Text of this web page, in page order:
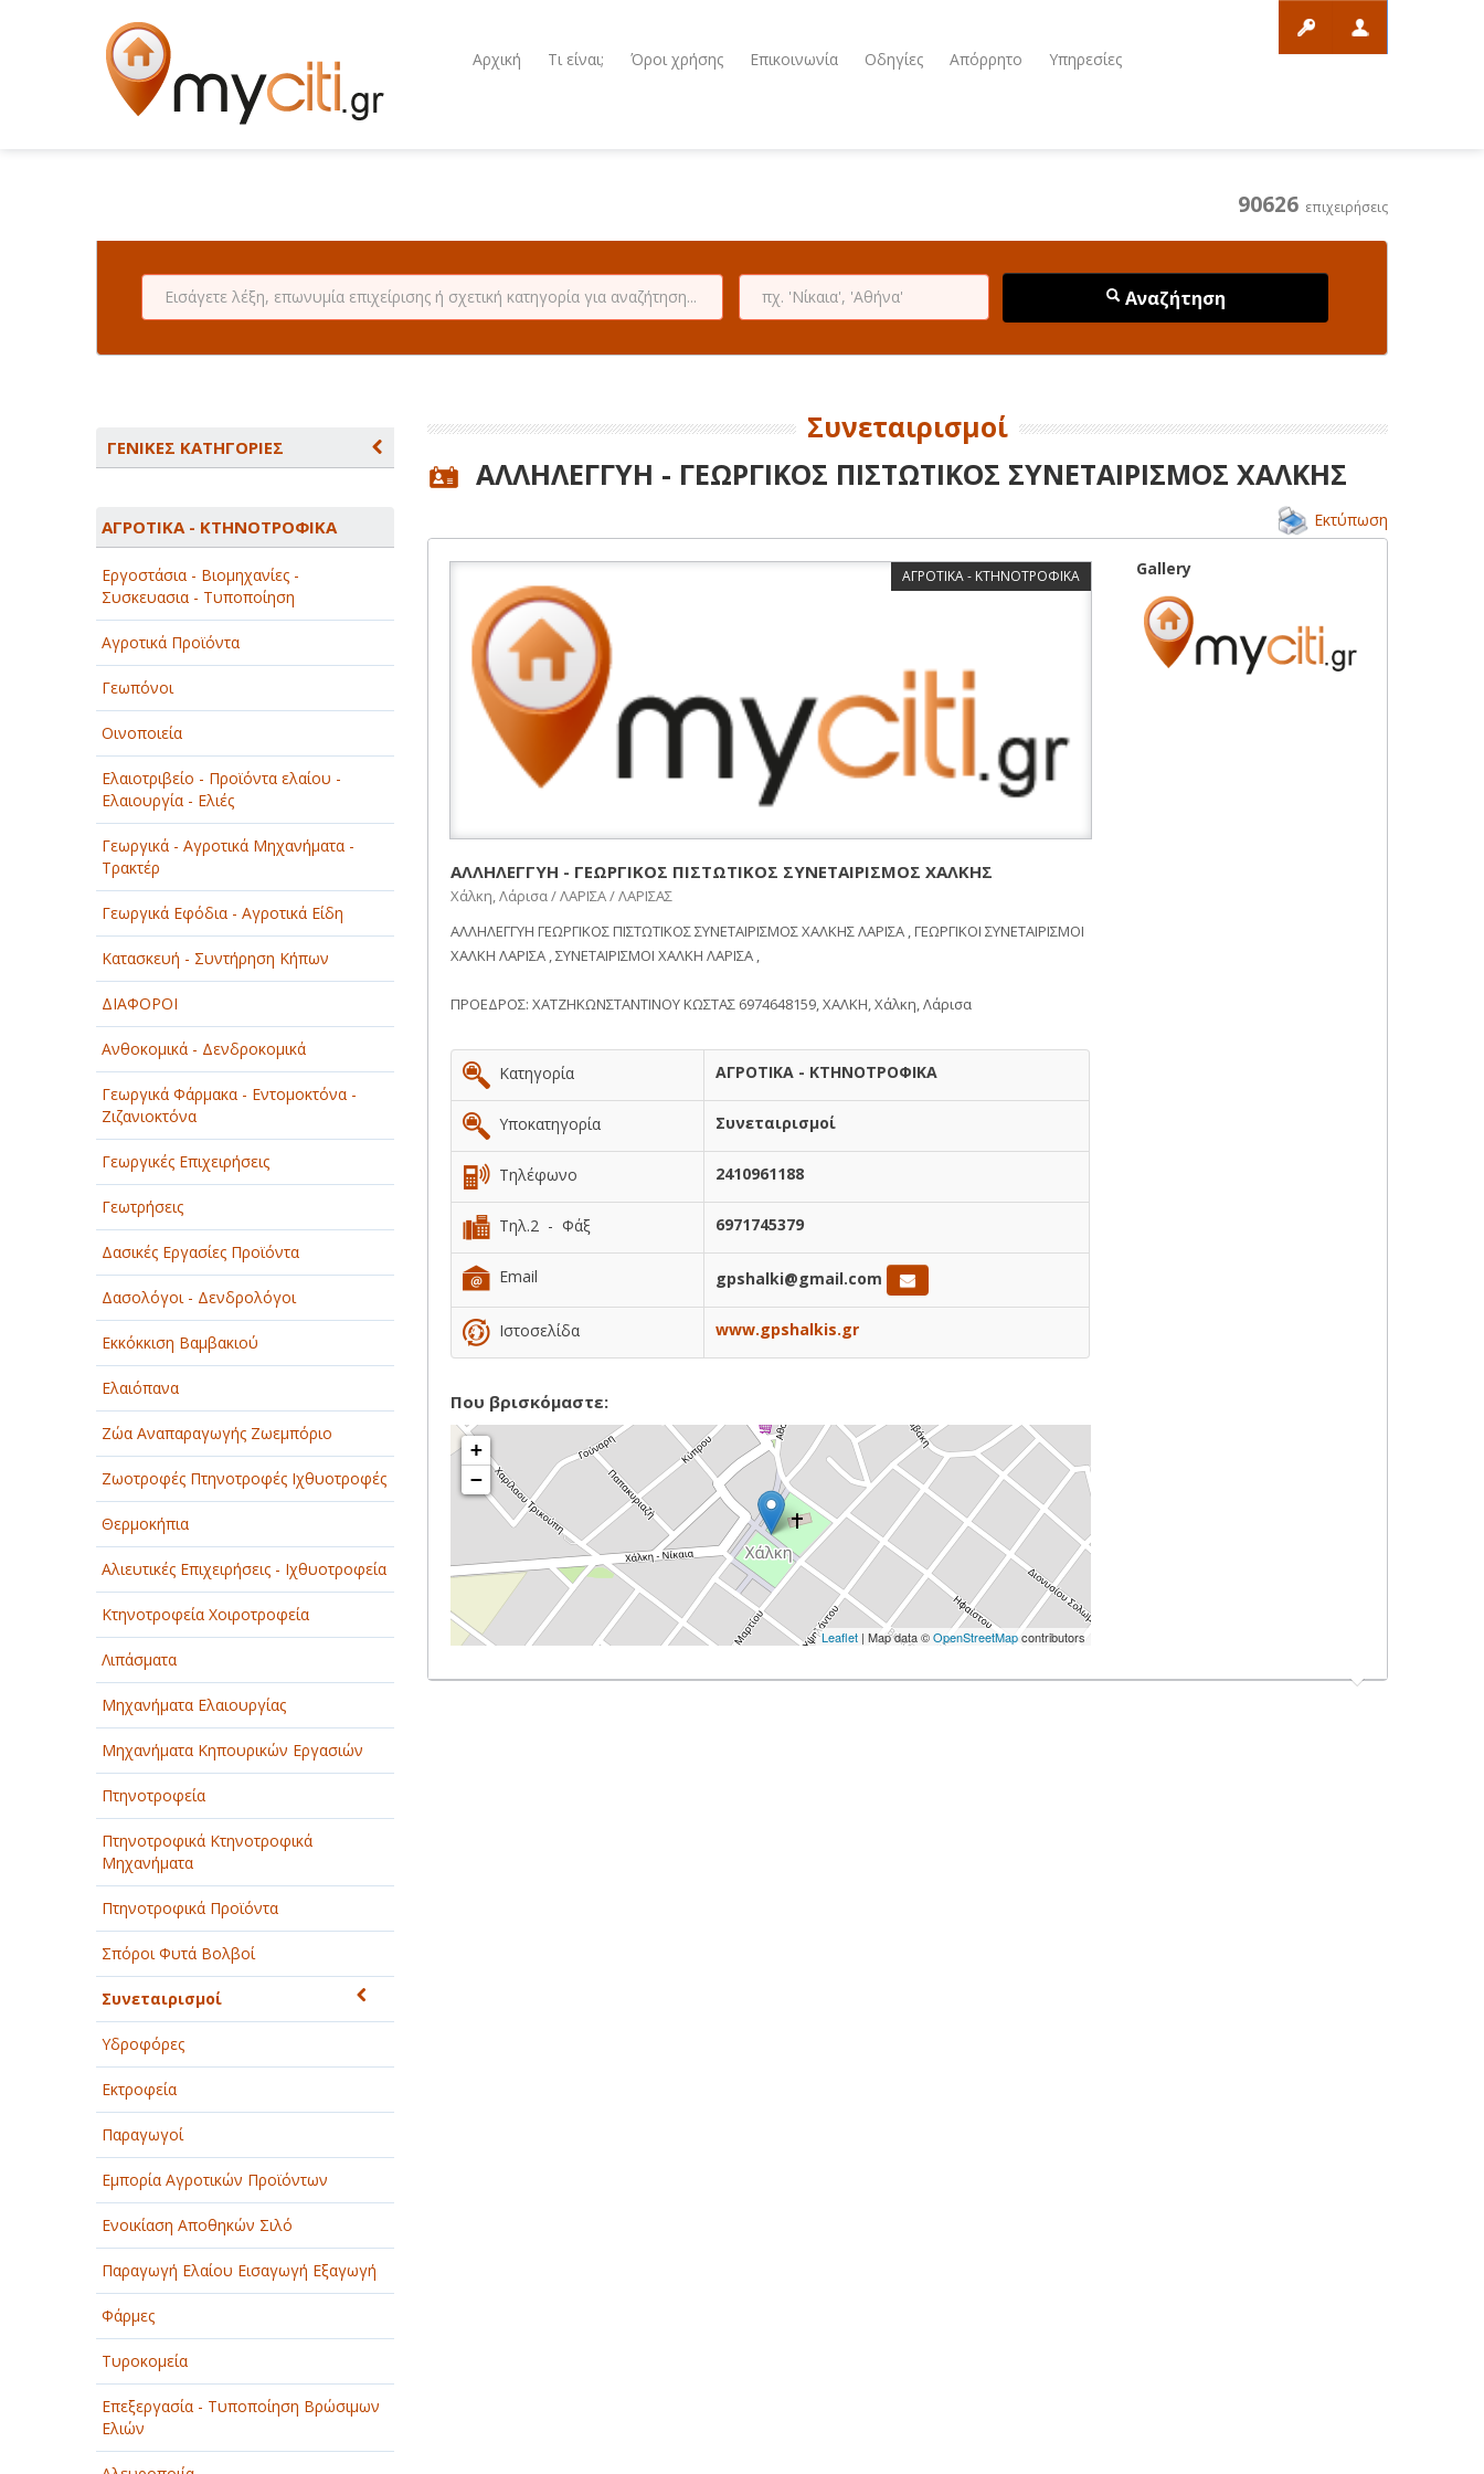
Αρχική Τι είναι; Όροι χρήσης Επικοινωνία Οδηγίες Απόρρητο Υπηρεσίες
90626 επιχειρήσεις
Αναζήτηση
ΓΕΝΙΚΕΣ ΚΑΤΗΓΟΡΙΕΣ
ΑΘΛΗΤΙΣΜΟΣ
ΑΥΤΟΚΙΝΗΤΑ - ΜΗΧΑΝΕΣ - ΣΚΑΦΗ
ΔΙΑΣΚΕΔΑΣΗ - ΨΥΧΑΓΩΓΙΑ - ΤΕΧΝΕΣ
ΔΙΑΦΗΜΙΣΗ - ΜΜΕ
ΕΚΚΛΗΣΙΕΣ - ΦΙΛΑΝΘΡΩΠΙΚΑ
ΣΩΜΑΤΕΙΑ
ΕΚΠΑΙΔΕΥΣΗ - ΣΧΟΛΕΣ
ΕΜΠΟΡΙΟ - ΕΜΠΟΡΙΚΑ ΚΑΤΑΣΤΗΜΑΤΑ
ΕΡΓΟΣΤΑΣΙΑ - ΒΙΟΜΗΧΑΝΙΕΣ
ΞΕΝΟΔΟΧΕΙΑ - ΤΟΥΡΙΣΜΟΣ
ΟΜΟΡΦΙΑ
ΠΑΡΟΧΗ ΥΠΗΡΕΣΙΩΝ
ΤΕΧΝΙΚΑ - ΚΑΤΑΣΚΕΥΑΣΤΙΚΑ
ΤΕΧΝΟΛΟΓΙΑ
ΥΓΕΙΑ - ΙΑΤΡΟΙ
ΦΑΓΗΤΟ
ΑΓΡΟΤΙΚΑ - ΚΤΗΝΟΤΡΟΦΙΚΑ
Εργοστάσια - Βιομηχανίες -
Συσκευασια - Τυποποίηση
Αγροτικά Προϊόντα
Γεωπόνοι
Οινοποιεία
Ελαιοτριβείο - Προϊόντα ελαίου -
Ελαιουργία - Ελιές
Γεωργικά - Αγροτικά Μηχανήματα -
Τρακτέρ
Γεωργικά Εφόδια - Αγροτικά Είδη
Κατασκευή - Συντήρηση Κήπων
ΔΙΑΦΟΡΟΙ
Ανθοκομικά - Δενδροκομικά
Γεωργικά Φάρμακα - Εντομοκτόνα -
Ζιζανιοκτόνα
Γεωργικές Επιχειρήσεις
Γεωτρήσεις
Δασικές Εργασίες Προϊόντα
Δασολόγοι - Δενδρολόγοι
Εκκόκκιση Βαμβακιού
Ελαιόπανα
Ζώα Αναπαραγωγής Ζωεμπόριο
Ζωοτροφές Πτηνοτροφές Ιχθυοτροφές
Θερμοκήπια
Αλιευτικές Επιχειρήσεις - Ιχθυοτροφεία
Κτηνοτροφεία Χοιροτροφεία
Λιπάσματα
Μηχανήματα Ελαιουργίας
Μηχανήματα Κηπουρικών Εργασιών
Πτηνοτροφεία
Πτηνοτροφικά Κτηνοτροφικά
Μηχανήματα
Πτηνοτροφικά Προϊόντα
Σπόροι Φυτά Βολβοί
Συνεταιρισμοί
Υδροφόρες
Εκτροφεία
Παραγωγοί
Εμπορία Αγροτικών Προϊόντων
Ενοικίαση Αποθηκών Σιλό
Παραγωγή Ελαίου Εισαγωγή Εξαγωγή
Φάρμες
Τυροκομεία
Επεξεργασία - Τυποποίηση Βρώσιμων
Ελιών
Συνεταιρισμοί
ΑΛΛΗΛΕΓΓΥΗ - ΓΕΩΡΓΙΚΟΣ ΠΙΣΤΩΤΙΚΟΣ ΣΥΝΕΤΑΙΡΙΣΜΟΣ ΧΑΛΚΗΣ
Εκτύπωση
ΑΓΡΟΤΙΚΑ - ΚΤΗΝΟΤΡΟΦΙΚΑ
ΑΛΛΗΛΕΓΓΥΗ - ΓΕΩΡΓΙΚΟΣ ΠΙΣΤΩΤΙΚΟΣ ΣΥΝΕΤΑΙΡΙΣΜΟΣ ΧΑΛΚΗΣ
Χάλκη, Λάρισα / ΛΑΡΙΣΑ / ΛΑΡΙΣΑΣ
ΑΛΛΗΛΕΓΓΥΗ ΓΕΩΡΓΙΚΟΣ ΠΙΣΤΩΤΙΚΟΣ ΣΥΝΕΤΑΙΡΙΣΜΟΣ ΧΑΛΚΗΣ ΛΑΡΙΣΑ , ΓΕΩΡΓΙΚΟΙ ΣΥΝΕΤΑΙΡΙΣΜΟΙ
ΧΑΛΚΗ ΛΑΡΙΣΑ , ΣΥΝΕΤΑΙΡΙΣΜΟΙ ΧΑΛΚΗ ΛΑΡΙΣΑ ,
ΠΡΟΕΔΡΟΣ: ΧΑΤΖΗΚΩΝΣΤΑΝΤΙΝΟΥ ΚΩΣΤΑΣ 6974648159, ΧΑΛΚΗ, Χάλκη, Λάρισα
Κατηγορία ΑΓΡΟΤΙΚΑ - ΚΤΗΝΟΤΡΟΦΙΚΑ
Υποκατηγορία Συνεταιρισμοί
Τηλέφωνο 2410961188
Τηλ.2 - Φάξ 6971745379
Email gpshalki@gmail.com
Ιστοσελίδα www.gpshalkis.gr
Που βρισκόμαστε:
+
−
Leaflet| Map data ©OpenStreetMapcontributors
Gallery